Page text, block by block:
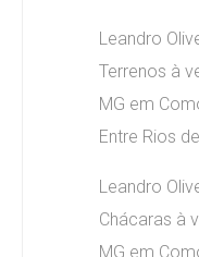
Leandro
Terrenos à
MG em
Entre Rios
Leandro
Chácaras à
MG em